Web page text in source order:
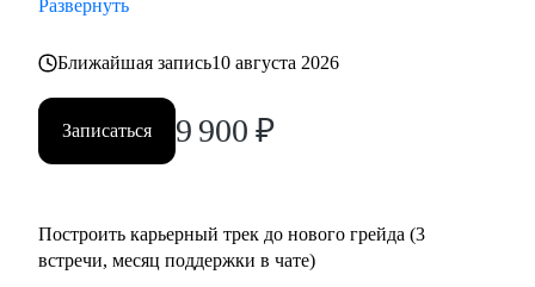
• Разобрать и выполнить тестовые задания.
вырасти на текущем месте работы.
• Построить здоровые отношения в команде и эффективно
Кому могу помочь:
Специалистам от Junior до Senior уровня:
Развернуть
Ближайшая запись10 августа 2026
Записаться 9 900 ₽
Построить карьерный трек до нового грейда (3
встречи, месяц поддержки в чате)